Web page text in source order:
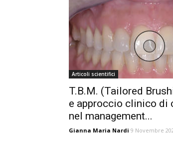
Articoli scientifici
T.B.M. (Tailored
e approccio clinico di
nel management...
Gianna Maria Nardi 9 Novembre